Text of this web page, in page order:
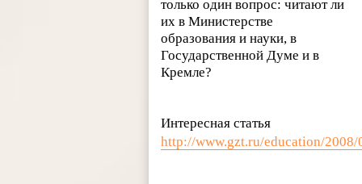
только один вопрос: читают ли
их в Министерстве
образования и науки, в
Государственной Думе и в
Кремле?
Интересная статья
http://www.gzt.ru/education/